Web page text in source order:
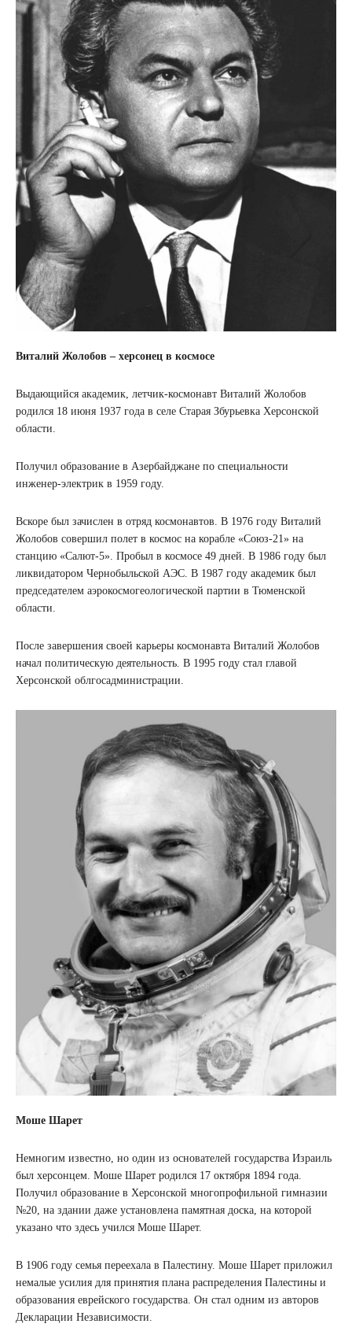
Виталий Жолобов – херсонец в космосе
Выдающийся академик, летчик-космонавт Виталий Жолобов
родился 18 июня 1937 года в селе Старая Збурьевка Херсонской
области.
Получил образование в Азербайджане по специальности
инженер-электрик в 1959 году.
Вскоре был зачислен в отряд космонавтов. В 1976 году Виталий
Жолобов совершил полет в космос на корабле «Союз-21» на
станцию ​​«Салют-5». Пробыл в космосе 49 дней. В 1986 году был
ликвидатором Чернобыльской АЭС. В 1987 году академик был
председателем аэрокосмогеологической партии в Тюменской
области.
После завершения своей карьеры космонавта Виталий Жолобов
начал политическую деятельность. В 1995 году стал главой
Херсонской облгосадминистрации.
Моше Шарет
Немногим известно, но один из основателей государства Израиль
был херсонцем. Моше Шарет родился 17 октября 1894 года.
Получил образование в Херсонской многопрофильной гимназии
№20, на здании даже установлена ​​памятная доска, на которой
указано что здесь учился Моше Шарет.
В 1906 году семья переехала в Палестину. Моше Шарет приложил
немалые усилия для принятия плана распределения Палестины и
образования еврейского государства. Он стал одним из авторов
Декларации Независимости.